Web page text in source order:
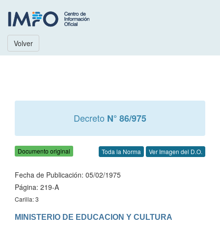
Volver
Decreto N° 86/975
Documento original Toda la Norma Ver Imagen del D.O.
Fecha de Publicación: 05/02/1975
Página: 219-A
Carilla: 3
MINISTERIO DE EDUCACION Y CULTURA